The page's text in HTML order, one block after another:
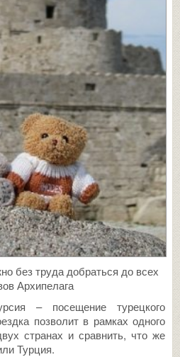
без труда добраться до всех
Архипелага
– посещение турецкого
позволит в рамках одного
странах и сравнить, что же
Турция.